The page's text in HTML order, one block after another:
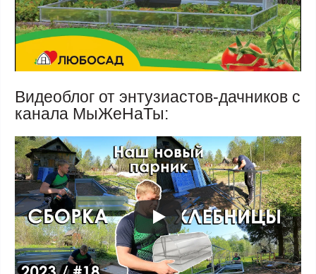
Видеоблог от энтузиастов-дачников с
канала МыЖеНаТы: